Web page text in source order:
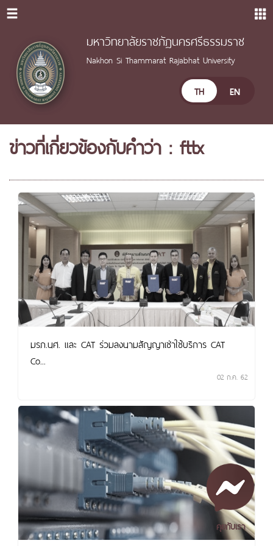
มหาวิทยาลัยราชภัฏนครศรีธรรมราช
Nakhon Si Thammarat Rajabhat University
TH EN
ข่าวที่เกี่ยวข้องกับคำว่า : fttx
มรภ.นศ. และ CAT ร่วมลงนามสัญญาเช่าใช้บริการ CAT
Co...
02 ก.ค. 62
คุยกับเรา